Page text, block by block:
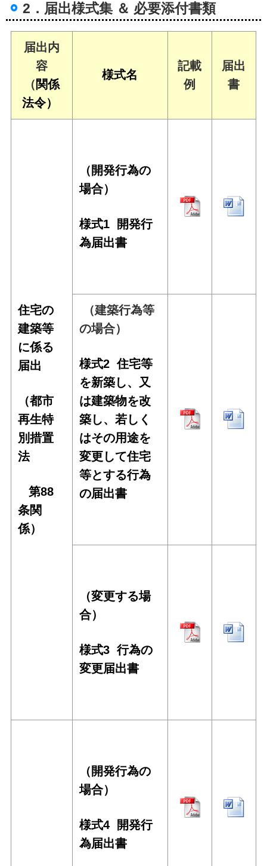
2．届出様式集 ＆ 必要添付書類
届出内
容
（ 関係
法令）
様式名
記載
例
届出
書
住宅の
建築等
に係る
届出
（都市
再生特
別措置
法
第88
条関
係）
（開発行為の
場合）
様式1
開発行
為届出書
（建築行為等
の場合）
様式2住宅等
を新築し、又
は建築物を改
築し、若しく
はその用途を
変更して住宅
等とする行為
の届出書
（変更する場
合）
様式3行為の
変更届出書
（開発行為の
場合）
様式4 開発行
為届出書